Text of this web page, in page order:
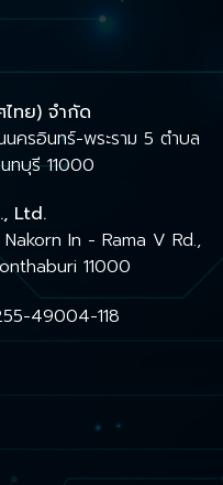
ไทย) จำกัด
ครอินทร์-พระราม 5 ตำบล
ทบุรี 11000
Ltd.
In - Rama V Rd.,
11000
49004-118